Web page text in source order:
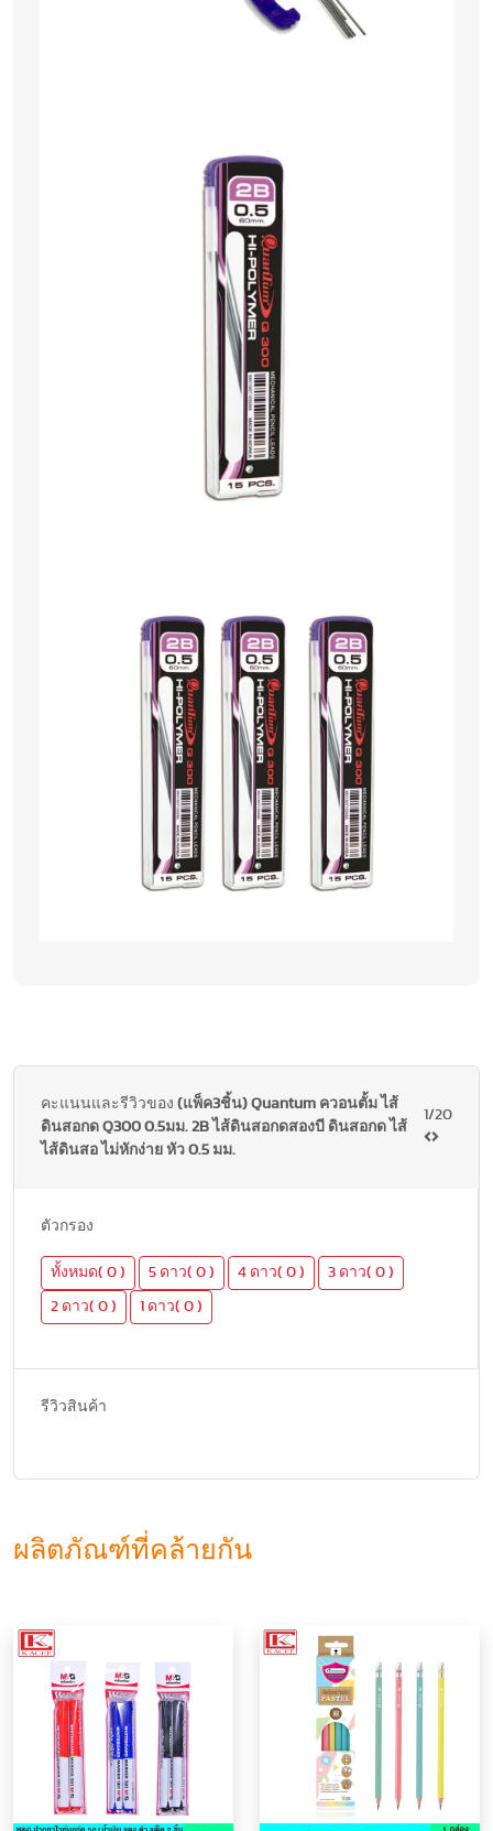
คะแนนและรีวิวของ (แพ็ค3ชิ้น) Quantum ควอนตั้ม ไส้
ดินสอกด Q300 0.5มม. 2B ไส้ดินสอกดสองบี ดินสอกด ไส้
ไส้ดินสอ ไม่หักง่าย หัว 0.5 มม.
1/20
ตัวกรอง
ทั้งหมด( 0 ) 5 ดาว( 0 ) 4 ดาว( 0 ) 3 ดาว( 0 )
2 ดาว( 0 ) 1 ดาว( 0 )
รีวิวสินค้า
ผลิตภัณฑ์ที่คล้ายกัน